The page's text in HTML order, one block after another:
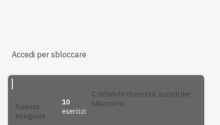
Accedi per sbloccare
scienze
integrate
10
esercizi
contenuto riservato: accedi per
sbloccarlo.